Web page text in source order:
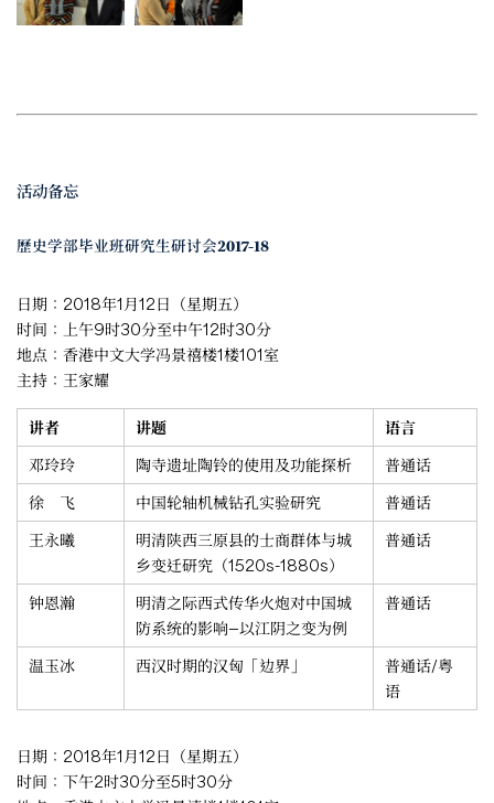
活动备忘
歷史学部毕业班研究生研讨会2017-18
日期：2018年1月12日（星期五）
时间：上午9时30分至中午12时30分
地点：香港中文大学冯景禧楼1楼101室
主持：王家耀
讲者 讲题
语言
邓玲玲
陶寺遗址陶铃的使用及功能探析
普通话
徐 飞
中国轮轴机械钻孔实验研究
普通话
王永曦
明清陕西三原县的士商群体与城
乡变迁研究（1520s-1880s）
普通话
钟恩瀚
明清之际西式传华火炮对中国城
防系统的影响—以江阴之变为例
普通话
温玉冰 西汉时期的汉匈「边界」
普通话/粤
语
日期：2018年1月12日（星期五）
时间：下午2时30分至5时30分